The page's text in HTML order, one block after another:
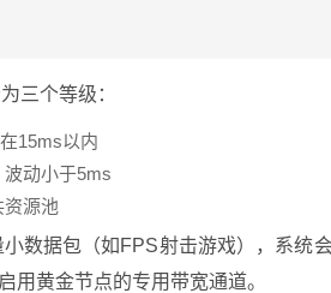
三个等级：
15ms以内
波动小于5ms
资源池
数据包（如FPS射击游戏），系统
用黄金节点的专用带宽通道。